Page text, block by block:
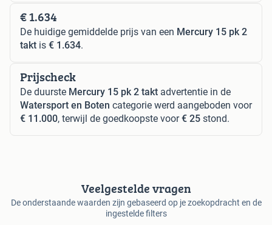
€ 1.634
De huidige gemiddelde prijs van een Mercury 15 pk 2
takt is € 1.634.
Prijscheck
De duurste Mercury 15 pk 2 takt advertentie in de
Watersport en Boten categorie werd aangeboden voor
€ 11.000, terwijl de goedkoopste voor€ 25 stond.
Veelgestelde vragen
De onderstaande waarden zijn gebaseerd op je zoekopdracht en de
ingestelde filters